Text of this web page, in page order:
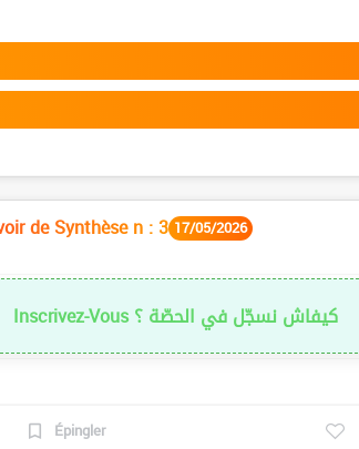
de Synthèse n : 3 17/05/2026
Inscrivez-Vousكيفاش نسجّل في الحصّة ؟
Épingler